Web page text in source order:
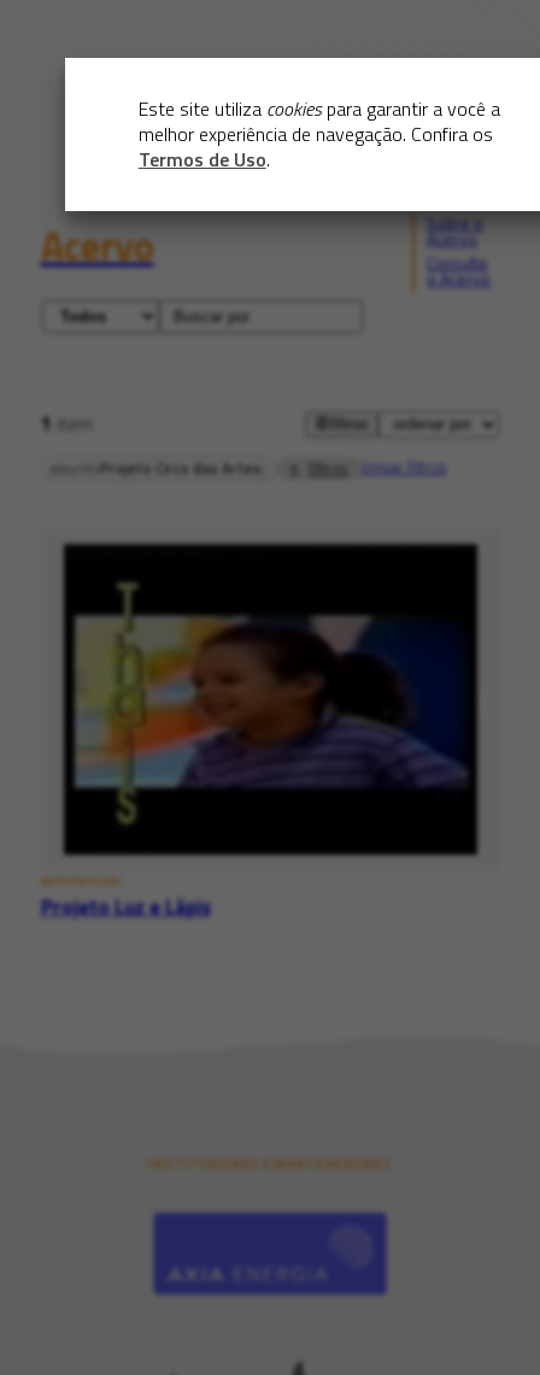
Este site utiliza cookiespara garantir a você a
melhor experiência de navegação. Confira os
Termos de Uso.
Acervo
Consulte
1 item filtros
assuntoProjeto Circo das Artes filtros limpar filtros
AUDIOVISUAL
Projeto Luz e Lápis
INSTITUIDORES E MANTENEDORES